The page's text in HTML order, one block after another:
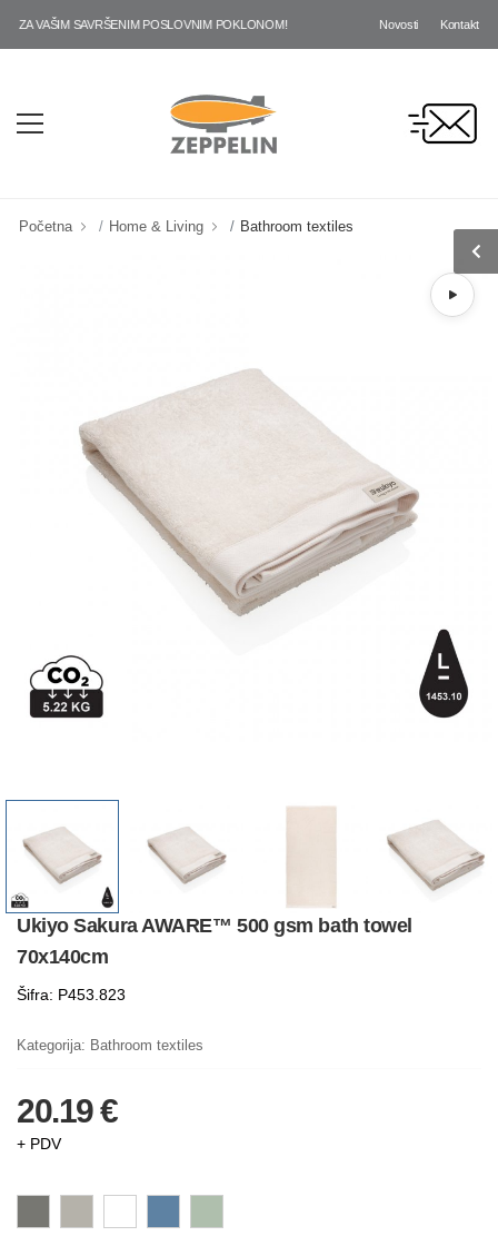
SAVRŠENIM POSLOVNIM POKLONOM! Novosti Kontakt
Početna Home & Living Bathroom textiles
Ukiyo Sakura AWARE™ 500 gsm bath towel
70x140cm
Šifra: P453.823
Kategorija: Bathroom textiles
20.19 €
+ PDV